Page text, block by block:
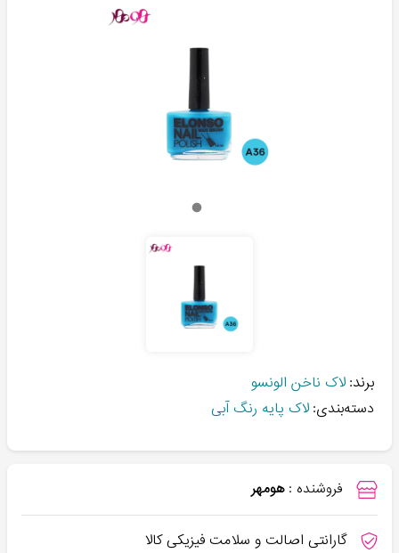
برند: لاک ناخن الونسو
دسته‌بندی: لاک پایه رنگ آبی
فروشنده : هومهر
گارانتی اصالت و سلامت فیزیکی کالا